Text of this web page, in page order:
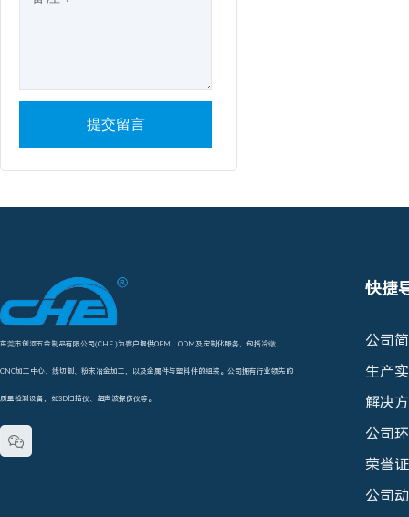
东莞市创河五金制品有限公司(CHE )为客户提供OEM、ODM及定制化服务，包括冷镦、
CNC加工中心、线切割、粉末冶金加工，以及金属件与塑料件的组装。公司拥有行业领先的
质量检测设备，如3D扫描仪、超声波探伤仪等。

快捷
公司
生产
解决
公司
荣誉
公司